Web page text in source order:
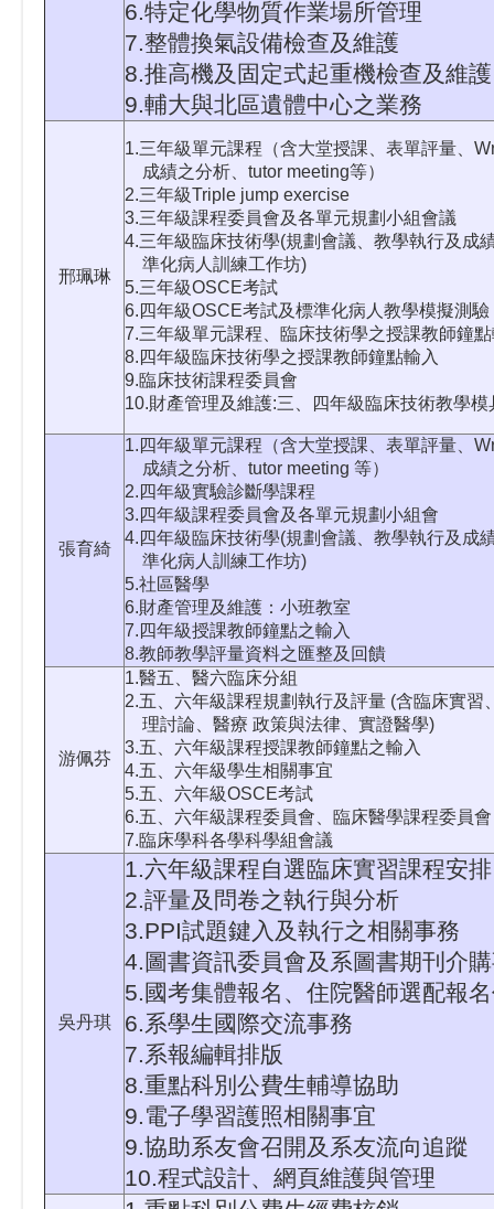
6.特定化學物質作業場所管理
7.整體換氣設備檢查及維護
8.推高機及固定式起重機檢查及維護
9.輔大與北區遺體中心之業務
邢珮琳
1.三年級單元課程（含大堂授課、表單評量、
成績之分析、tutor meeting等）
2.三年級Triple jump exercise
3.三年級課程委員會及各單元規劃小組會議
4.三年級臨床技術學(規劃會議、教學執行及成
準化病人訓練工作坊)
5.三年級OSCE考試
6.四年級OSCE考試及標準化病人教學模擬測驗
7.三年級單元課程、臨床技術學之授課教師鐘
8.四年級臨床技術學之授課教師鐘點輸入
9.臨床技術課程委員會
10.財產管理及維護:三、四年級臨床技術教學模
張育綺
1.四年級單元課程（含大堂授課、表單評量、
成績之分析、tutor meeting 等）
2.四年級實驗診斷學課程
3.四年級課程委員會及各單元規劃小組會
4.四年級臨床技術學(規劃會議、教學執行及成
準化病人訓練工作坊)
5.社區醫學
6.財產管理及維護：小班教室
7.四年級授課教師鐘點之輸入
8.教師教學評量資料之匯整及回饋
游佩芬
1.醫五、醫六臨床分組
2.五、六年級課程規劃執行及評量 (含臨床實習
理討論、醫療 政策與法律、實證醫學)
3.五、六年級課程授課教師鐘點之輸入
4.五、六年級學生相關事宜
5.五、六年級OSCE考試
6.五、六年級課程委員會、臨床醫學課程委員會
7.臨床學科各學科學組會議
吳丹琪
1.六年級課程自選臨床實習課程安排
2.評量及問卷之執行與分析
3.PPI試題鍵入及執行之相關事務
4.圖書資訊委員會及系圖書期刊介
5.國考集體報名、住院醫師選配報
6.系學生國際交流事務
7.系報編輯排版
8.重點科別公費生輔導協助
9.電子學習護照相關事宜
9.協助系友會召開及系友流向追蹤
10.程式設計、網頁維護與管理